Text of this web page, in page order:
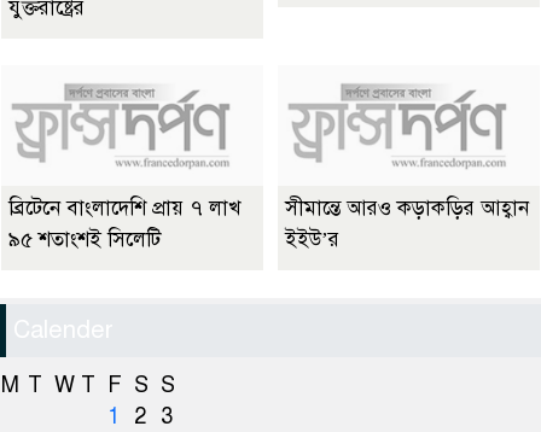
যুক্তরাষ্ট্রের
ব্রিটেনে বাংলাদেশি প্রায় ৭ লাখ
৯৫ শতাংশই সিলেটি
সীমান্তে আরও কড়াকড়ির আহ্বান
ইইউ’র
Calender
M T W T F S S
1
2 3